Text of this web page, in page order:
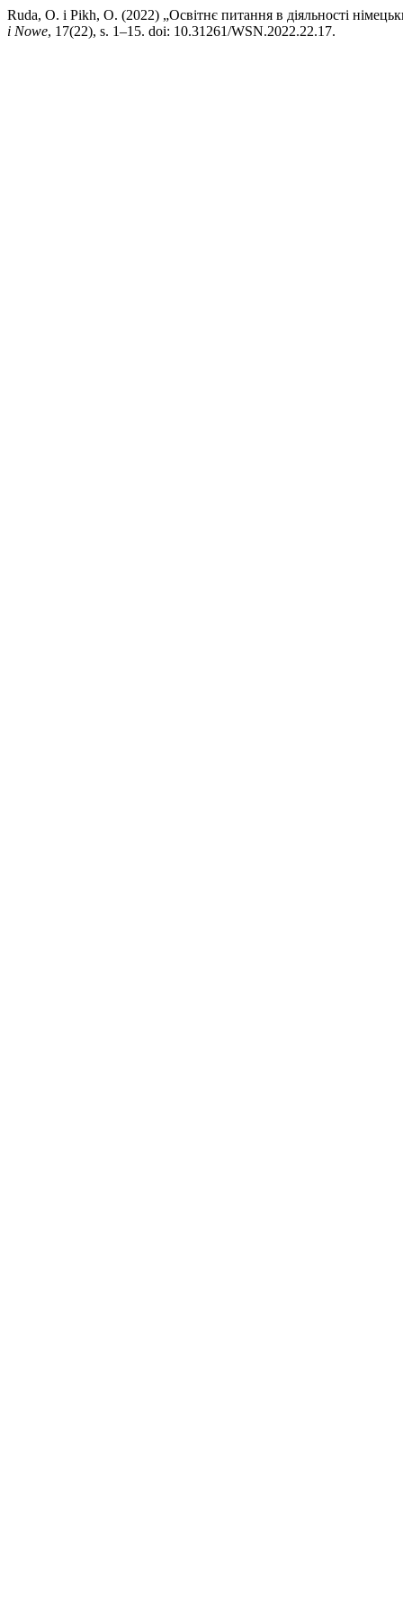
Ruda, O. i Pikh, O. (2022) „Освітнє питання в діяльності
i Nowe, 17(22), s. 1–15. doi: 10.31261/WSN.2022.22.17.